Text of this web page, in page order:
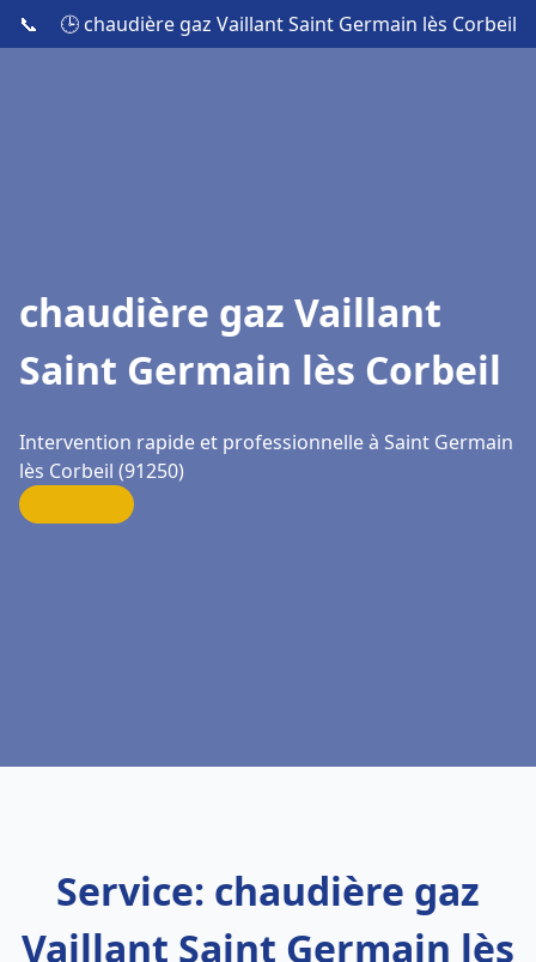
📞 🕒 chaudière gaz Vaillant Saint Germain lès Corbeil
chaudière gaz Vaillant
Saint Germain lès Corbeil
Intervention rapide et professionnelle à Saint Germain
lès Corbeil (91250)
Service: chaudière gaz
Vaillant Saint Germain lès